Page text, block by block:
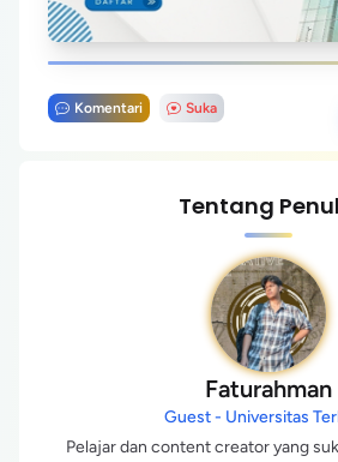
Komentari Suka
Tentang
Faturahman
Guest - Universitas
Pelajar dan content creator yang